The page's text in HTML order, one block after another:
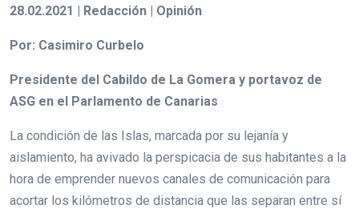
28.02.2021 | Redacción | Opinión
Por: Casimiro Curbelo
Presidente del Cabildo de La Gomera y portavoz de
ASG en el Parlamento de Canarias
La condición de las Islas, marcada por su lejanía y
aislamiento, ha avivado la perspicacia de sus habitantes a la
hora de emprender nuevos canales de comunicación para
acortar los kilómetros de distancia que las separan entre sí